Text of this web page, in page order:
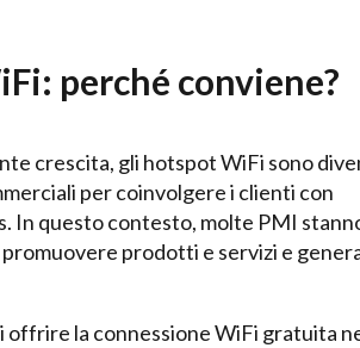
perché conviene?
crescita, gli hotspot WiFi sono
per coinvolgere i clienti con
In questo contesto, molte PMI
prodotti e servizi e
offrire la connessione WiFi gratuita